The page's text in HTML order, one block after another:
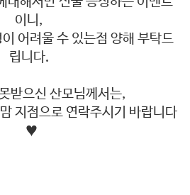
이니,
어려울 수 있는점 양해 부탁드
립니다.
받으신 산모님께서는,
지점으로 연락주시기 바랍니다
♥